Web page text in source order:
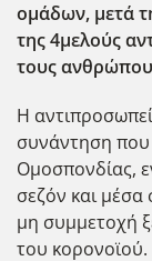
ομάδων, μετά
της 4μελούς
τους
Η
συνάντηση που
Ομοσπονδίας,
σεζόν και
μη συμμετοχή
του κορονοϊού.